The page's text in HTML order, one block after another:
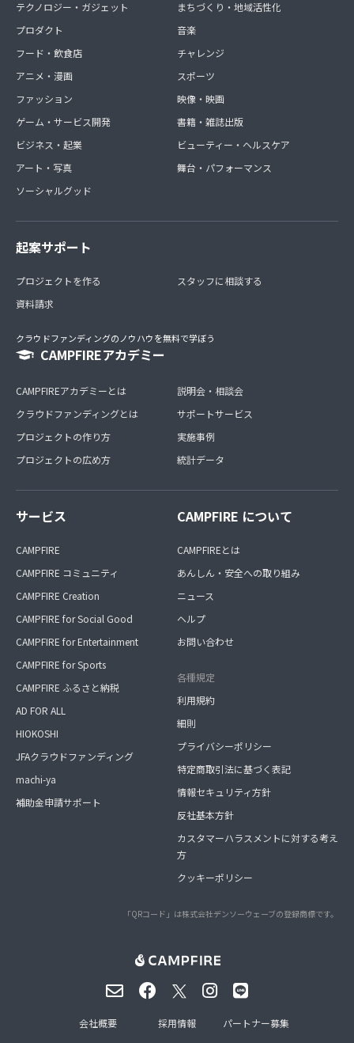
テクノロジー・ガジェット
プロダクト
フード・飲食店
アニメ・漫画
ファッション
ゲーム・サービス開発
ビジネス・起業
アート・写真
ソーシャルグッド
まちづくり・地域活性化
音楽
チャレンジ
スポーツ
映像・映画
書籍・雑誌出版
ビューティー・ヘルスケア
舞台・パフォーマンス
起案サポート
プロジェクトを作る
資料請求
スタッフに相談する
クラウドファンディングのノウハウを無料で学ぼう
CAMPFIREアカデミー
CAMPFIREアカデミーとは
クラウドファンディングとは
プロジェクトの作り方
プロジェクトの広め方
説明会・相談会
サポートサービス
実施事例
統計データ
サービス
CAMPFIRE
CAMPFIRE コミュニティ
CAMPFIRE Creation
CAMPFIRE for Social Good
CAMPFIRE for Entertainment
CAMPFIRE for Sports
CAMPFIRE ふるさと納税
AD FOR ALL
HIOKOSHI
JFAクラウドファンディング
machi-ya
補助金申請サポート
CAMPFIRE について
CAMPFIREとは
あんしん・安全への取り組み
ニュース
ヘルプ
お問い合わせ
各種規定
利用規約
細則
プライバシーポリシー
特定商取引法に基づく表記
情報セキュリティ方針
反社基本方針
カスタマーハラスメントに対する考え
方
クッキーポリシー
「QRコード」は株式会社デンソーウェーブの登録商標です。
会社概要 採用情報 パートナー募集